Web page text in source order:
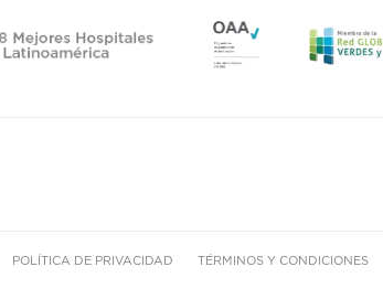
POLÍTICA DE PRIVACIDAD TÉRMINOS Y CONDICIONES